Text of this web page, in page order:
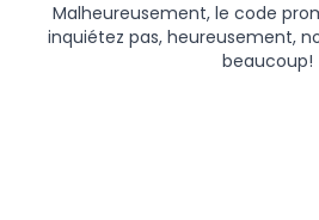
Malheureusement, le code
inquiétez pas, heureusement,
beaucoup!